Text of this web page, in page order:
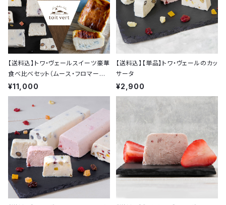
【送料込】トワ・ヴェールスイーツ豪華
食べ比べセット（ムース・フロマージ
ュ、ブルーチーズケーキ、カッサータ3
種）
¥11,000
【送料込】【単品】トワ・ヴェールのカッ
サータ
¥2,900